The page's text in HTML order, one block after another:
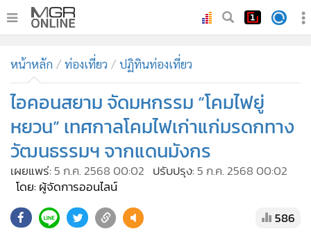
ทันเหตุการณ์
• ภาคใต้
• บันเทิง
ผู้จัดการรายวัน
• ละคร
หน้าหลัก ท่องเที่ยว ปฏิทินท่องเที่ยว
ไอคอนสยาม จัดมหกรรม “โคมไฟยู่
หยวน” เทศกาลโคมไฟเก่าแก่มรดกทาง
วัฒนธรรมฯ จากแดนมังกร
เผยแพร่:5 ก.ค. 2568 00:02 ปรับปรุง:5 ก.ค. 2568 00:02
โดย: ผู้จัดการออนไลน์
586